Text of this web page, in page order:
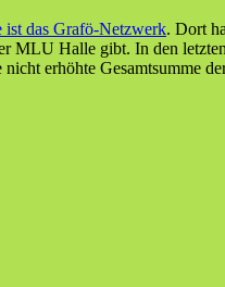
ist das Grafö-Netzwerk. Dort
MLU Halle gibt. In den
nicht erhöhte